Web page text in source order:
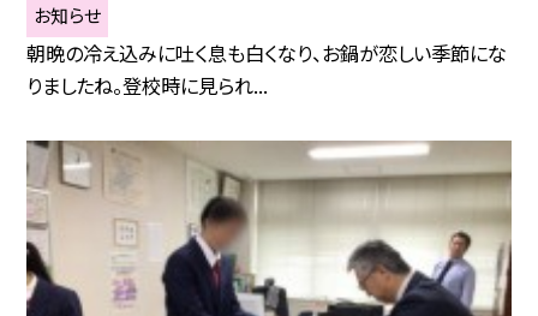
お知らせ
朝晩の冷え込みに吐く息も白くなり、お鍋が恋しい季節にな
りましたね。登校時に見られ...